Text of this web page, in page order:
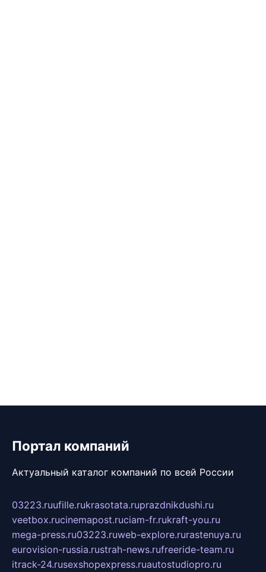
Портал компаний
Актуальный каталог компаний по всей России
03223.ruufille.rukrasotata.ruprazdnikdushi.ru
veetbox.rucinemapost.ruciam-fr.rukraft-you.ru
mega-press.ru03223.ruweb-explore.rurastenuya.ru
eurovision-russia.rustrah-news.rufreeride-team.ru
itrack-24.rusexshopexpress.ruautostudiopro.ru